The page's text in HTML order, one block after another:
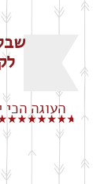
העוגה